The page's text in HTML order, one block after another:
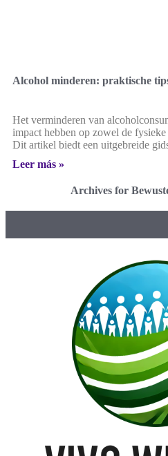
Alcohol minderen: praktische
Het verminderen van
impact hebben op zowel de
Dit artikel biedt een uitgebreide
Leer más »
Archives for